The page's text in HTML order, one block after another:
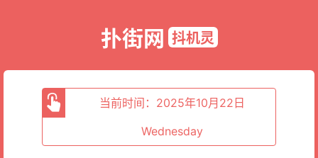
扑街网 抖机灵
当前时间：2025年10月22日
Wednesday